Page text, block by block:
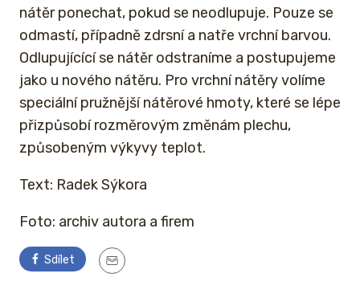
nátěr ponechat, pokud se neodlupuje. Pouze se
odmastí, případně zdrsní a natře vrchní barvou.
Odlupujícící se nátěr odstraníme a postupujeme
jako u nového nátěru. Pro vrchní nátěry volíme
speciální pružnější nátěrové hmoty, které se lépe
přizpůsobí rozměrovým změnám plechu,
způsobeným výkyvy teplot.
Text: Radek Sýkora
Foto: archiv autora a firem
Sdílet